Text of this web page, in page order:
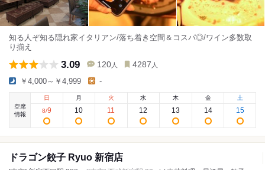
知る人ぞ知る隠れ家イタリアン/落ち着き空間＆コスパ◎/ワイン多数取
り揃え
3.09 120 人 4287 人
￥4,000～￥4,999 -
空席
情報
日
8/9
月
10
火
11
水
12
木
13
金
14
土
15
ドラゴン餃子 Ryuo 新宿店